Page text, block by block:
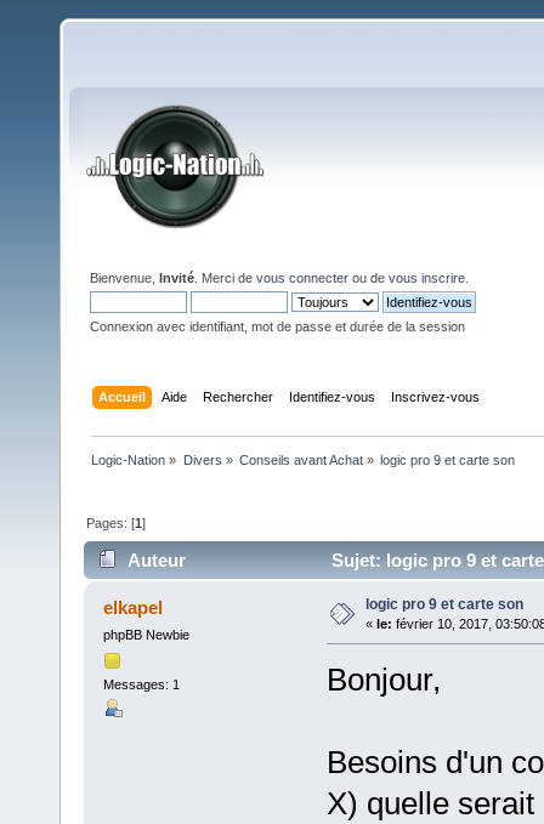
Bienvenue, Invité . Merci de vous connecter ou de vous inscrire
Connexion avec identifiant, mot de passe et durée de la session
Accueil Aide Rechercher Identifiez-vous Inscrivez-vous
Logic-Nation » Divers » Conseils avant Achat» logic pro 9 et carte son
Pages: [1]
Auteur Sujet: logic pro 9 et
elkapel
phpBB Newbie
Messages: 1
logic pro 9 et carte son
« le: février 10, 2017,
Bonjour,
Besoins d'un
X) quelle